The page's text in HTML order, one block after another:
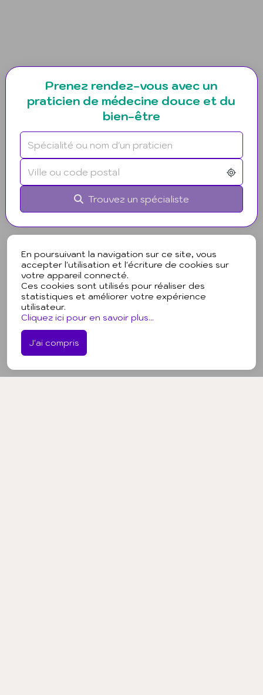
En poursuivant la navigation sur ce site, vous
accepter l'utilisation et l'écriture de cookies sur
votre appareil connecté.
Ces cookies sont utilisés pour réaliser des
statistiques et améliorer votre expérience
utilisateur.
Cliquez ici pour en savoir plus...
J'ai compris
Prenez rendez-vous avec un
praticien de médecine douce et du
bien-être
Trouvez un spécialiste